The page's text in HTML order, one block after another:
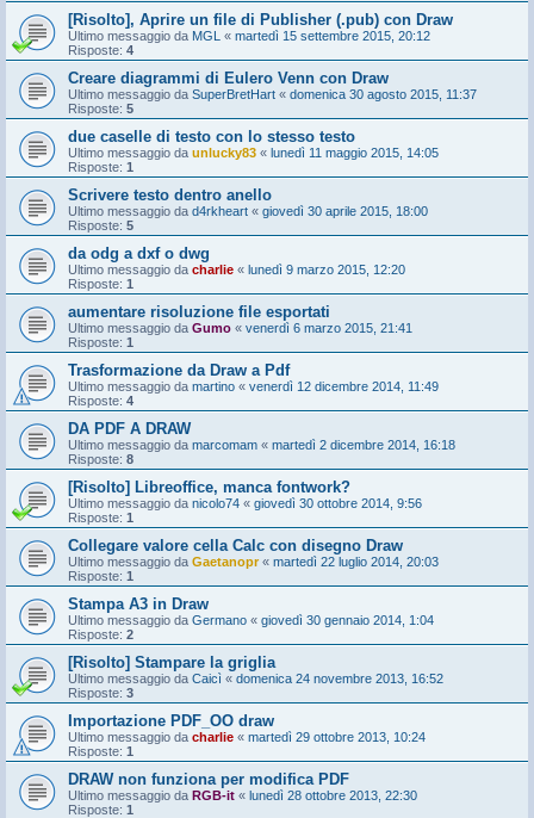
[Risolto], Aprire un file di Publisher (.pub) con Draw
Ultimo messaggio da MGL « martedì 15 settembre 2015, 20:12
Risposte: 4
Creare diagrammi di Eulero Venn con Draw
Ultimo messaggio da SuperBretHart « domenica 30 agosto 2015, 11:37
Risposte: 5
due caselle di testo con lo stesso testo
Ultimo messaggio da unlucky83 « lunedì 11 maggio 2015, 14:05
Risposte: 1
Scrivere testo dentro anello
Ultimo messaggio da d4rkheart « giovedì 30 aprile 2015, 18:00
Risposte: 5
da odg a dxf o dwg
Ultimo messaggio da charlie « lunedì 9 marzo 2015, 12:20
Risposte: 1
aumentare risoluzione file esportati
Ultimo messaggio da Gumo « venerdì 6 marzo 2015, 21:41
Risposte: 1
Trasformazione da Draw a Pdf
Ultimo messaggio da martino « venerdì 12 dicembre 2014, 11:49
Risposte: 4
DA PDF A DRAW
Ultimo messaggio da marcomam « martedì 2 dicembre 2014, 16:18
Risposte: 8
[Risolto] Libreoffice, manca fontwork?
Ultimo messaggio da nicolo74 « giovedì 30 ottobre 2014, 9:56
Risposte: 1
Collegare valore cella Calc con disegno Draw
Ultimo messaggio da Gaetanopr« martedì 22 luglio 2014, 20:03
Risposte: 1
Stampa A3 in Draw
Ultimo messaggio da Germano « giovedì 30 gennaio 2014, 1:04
Risposte: 2
[Risolto] Stampare la griglia
Ultimo messaggio da Caicì « domenica 24 novembre 2013, 16:52
Risposte: 3
Importazione PDF_OO draw
Ultimo messaggio da charlie « martedì 29 ottobre 2013, 10:24
Risposte: 1
DRAW non funziona per modifica PDF
Ultimo messaggio da RGB-it « lunedì 28 ottobre 2013, 22:30
Risposte: 1